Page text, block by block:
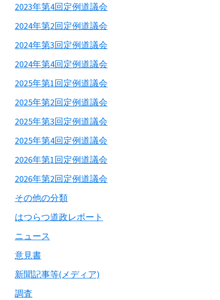
2023年第4回定例道議会
2024年第2回定例道議会
2024年第3回定例道議会
2024年第4回定例道議会
2025年第1回定例道議会
2025年第2回定例道議会
2025年第3回定例道議会
2025年第4回定例道議会
2026年第1回定例道議会
2026年第2回定例道議会
その他の分類
はつらつ道政レポート
ニュース
意見書
新聞記事等(メディア)
調査